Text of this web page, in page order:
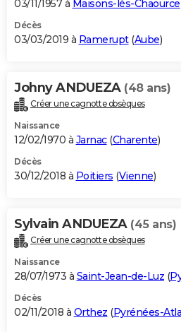
03/11/1957 à Maisons-lès-Chaource
Décès
03/03/2019 à Ramerupt(Aube)
Johny ANDUEZA (48 ans)
Créer une cagnotte obsèques
Naissance
12/02/1970 à Jarnac(Charente)
Décès
30/12/2018 à Poitiers (Vienne)
Sylvain ANDUEZA (45 ans)
Créer une cagnotte obsèques
Naissance
28/07/1973 à Saint-Jean-de-Luz (
Décès
02/11/2018 à Orthez (Pyrénées-